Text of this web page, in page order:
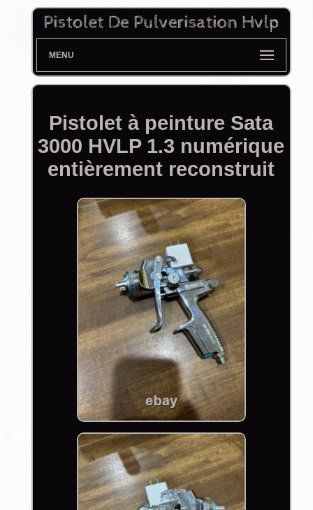
MENU
Pistolet à peinture Sata
3000 HVLP 1.3 numérique
entièrement reconstruit